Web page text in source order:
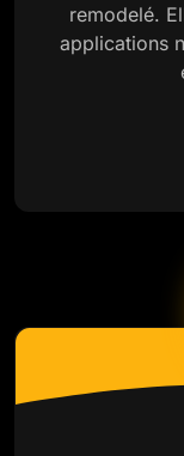
remodelé.
applications